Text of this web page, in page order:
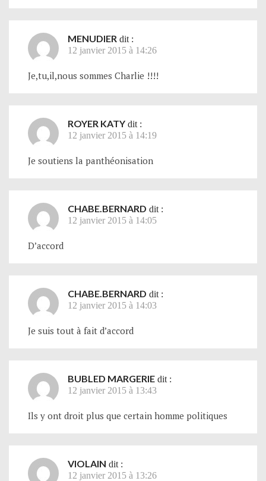
MENUDIER dit :
12 janvier 2015 à 14:26
Je,tu,il,nous sommes Charlie !!!!
ROYER KATY dit :
12 janvier 2015 à 14:19
Je soutiens la panthéonisation
CHABE.BERNARD dit :
12 janvier 2015 à 14:05
D’accord
CHABE.BERNARD dit :
12 janvier 2015 à 14:03
Je suis tout à fait d’accord
BUBLED MARGERIE dit :
12 janvier 2015 à 13:43
Ils y ont droit plus que certain homme politiques
VIOLAIN dit :
12 janvier 2015 à 13:26